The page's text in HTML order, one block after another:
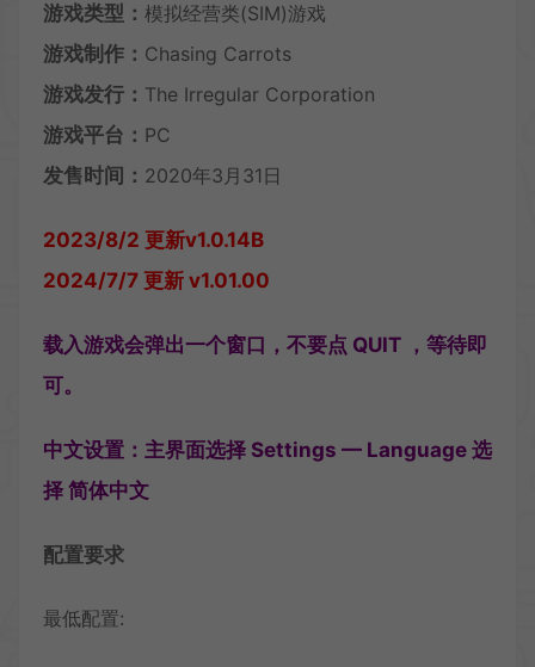
游戏类型： 模拟经营类(SIM)游戏
游戏制作： Chasing Carrots
游戏发行： The Irregular Corporation
游戏平台： PC
发售时间： 2020年3月31日
2023/8/2 更新v1.0.14B
2024/7/7 更新 v1.01.00
载入游戏会弹出一个窗口，不要点 QUIT ，等待即
可。
中文设置：主界面选择 Settings — Language 选
择 简体中文
配置要求
最低配置: